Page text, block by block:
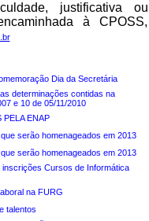
justificativa ou
à CPOSS,
Dia da Secretária
determinações contidas na
e 10 de 05/11/2010
ENAP
serão homenageados em 2013
serão homenageados em 2013
Cursos de Informática
na FURG
talentos